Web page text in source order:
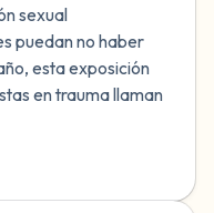
sexual
puedan no haber
esta exposición
en trauma llaman